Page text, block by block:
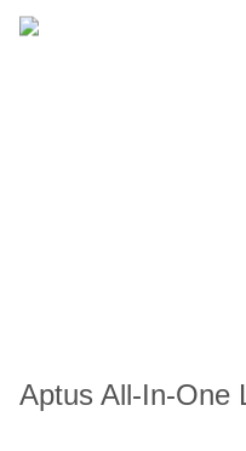
Aptus All-In-One